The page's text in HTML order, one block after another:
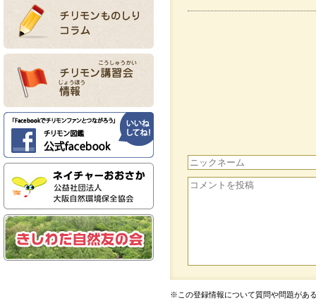
※この登録情報について質問や問題があ